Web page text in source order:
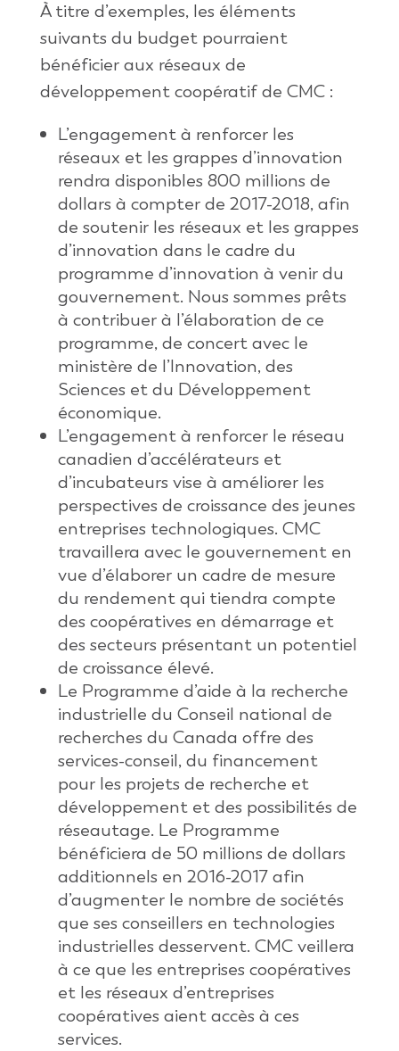
À titre d’exemples, les éléments
suivants du budget pourraient
bénéficier aux réseaux de
développement coopératif de CMC :
L’engagement à renforcer les
réseaux et les grappes d’innovation
rendra disponibles 800 millions de
dollars à compter de 2017-2018, afin
de soutenir les réseaux et les grappes
d’innovation dans le cadre du
programme d’innovation à venir du
gouvernement. Nous sommes prêts
à contribuer à l’élaboration de ce
programme, de concert avec le
ministère de l’Innovation, des
Sciences et du Développement
économique.
L’engagement à renforcer le réseau
canadien d’accélérateurs et
d’incubateurs vise à améliorer les
perspectives de croissance des jeunes
entreprises technologiques. CMC
travaillera avec le gouvernement en
vue d’élaborer un cadre de mesure
du rendement qui tiendra compte
des coopératives en démarrage et
des secteurs présentant un potentiel
de croissance élevé.
Le Programme d’aide à la recherche
industrielle du Conseil national de
recherches du Canada offre des
services-conseil, du financement
pour les projets de recherche et
développement et des possibilités de
réseautage. Le Programme
bénéficiera de 50 millions de dollars
additionnels en 2016-2017 afin
d’augmenter le nombre de sociétés
que ses conseillers en technologies
industrielles desservent. CMC veillera
à ce que les entreprises coopératives
et les réseaux d’entreprises
coopératives aient accès à ces
services.